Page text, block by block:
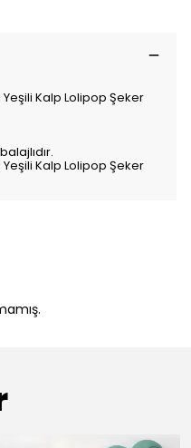
Kalp Lolipop Şeker
Kalp Lolipop Şeker